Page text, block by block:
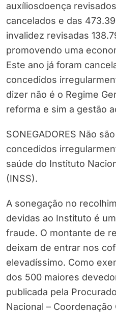
auxíliosdoença
cancelados e das
invalidez revisadas
promovendo uma
Este ano já foram
concedidos
dizer não é o Regime
reforma e sim a gestão
SONEGADORES Não
concedidos
saúde do Instituto
(INSS).
A sonegação no
devidas ao Instituto é
fraude. O montante de
deixam de entrar nos
elevadíssimo. Como
dos 500 maiores
publicada pela
Nacional – Coordenação